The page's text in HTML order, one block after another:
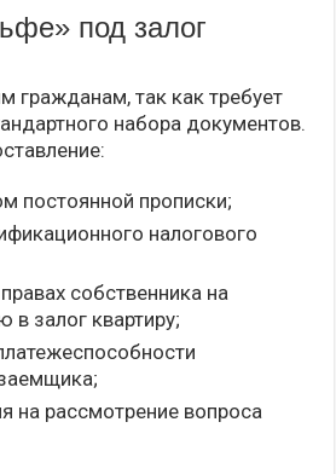
под залог
гражданам, так как требует
набора документов.
постоянной прописки;
налогового
собственника на
в залог квартиру;
на рассмотрение вопроса